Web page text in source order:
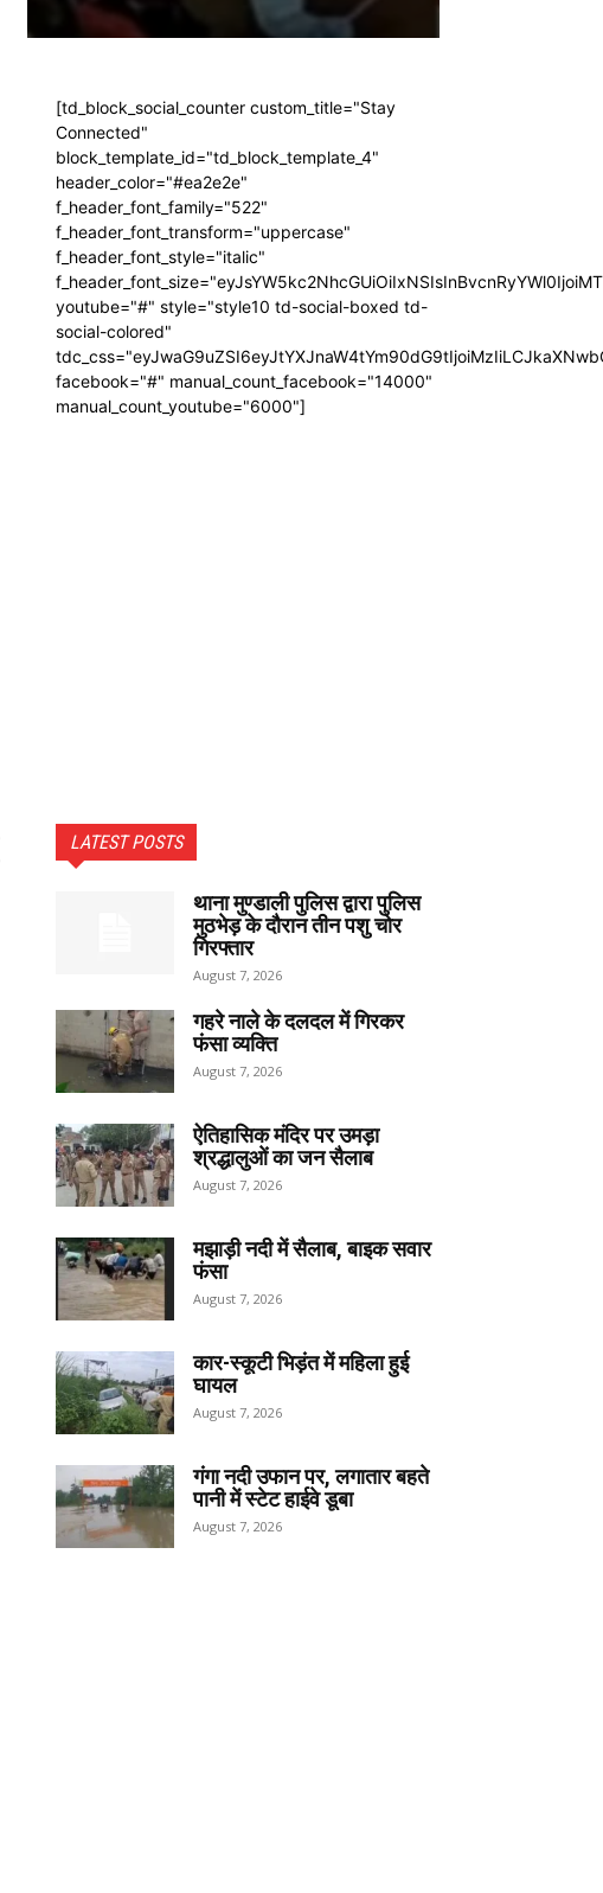
[td_block_social_counter custom_title="Stay
Connected"
block_template_id="td_block_template_4"
header_color="#ea2e2e"
f_header_font_family="522"
f_header_font_transform="uppercase"
f_header_font_style="italic"
youtube="#" style="style10 td-social-boxed td-
social-colored"
facebook="#" manual_count_facebook="14000"
manual_count_youtube="6000"]
LATEST POSTS
थाना मुण्डाली पुलिस द्वारा पुलिस
मुठभेड़ के दौरान तीन पशु चोर
गिरफ्तार
August 7, 2026
गहरे नाले के दलदल में गिरकर
फंसा व्यक्ति
August 7, 2026
ऐतिहासिक मंदिर पर उमड़ा
श्रद्धालुओं का जन सैलाब
August 7, 2026
मझाड़ी नदी में सैलाब, बाइक सवार
फंसा
August 7, 2026
कार-स्कूटी भिड़ंत में महिला हुई
घायल
August 7, 2026
गंगा नदी उफान पर, लगातार बहते
पानी में स्टेट हाईवे डूबा
August 7, 2026